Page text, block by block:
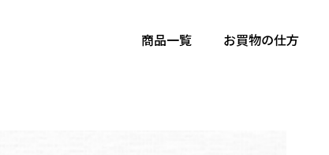
商品一覧 お買物の仕方